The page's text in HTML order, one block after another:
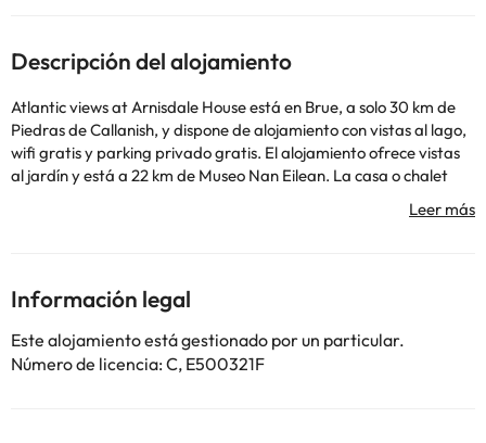
Descripción del alojamiento
Atlantic views at Arnisdale House está en Brue, a solo 30 km de
Piedras de Callanish, y dispone de alojamiento con vistas al lago,
wifi gratis y parking privado gratis. El alojamiento ofrece vistas
al jardín y está a 22 km de Museo Nan Eilean. La casa o chalet
dispone de una terraza y vistas al mar e incluye 3 dormitorios,
sala de estar, TV de pantalla plana vía satélite, cocina equipada
clientela puede relajarse en el jardín o el salón de uso común. El
aeropuerto (Aeropuerto de Stornoway) está a 23 km.
En este alojamiento no se pueden celebrar despedidas de soltero
o soltera ni fiestas similares. Informa a con antelación de tu hora
Información legal
Este alojamiento está gestionado por un particular.
Número de licencia: C, E500321F